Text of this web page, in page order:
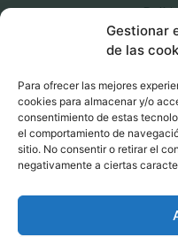
Gestionar
de las
Para ofrecer las mejores
cookies para almacenar y/o
consentimiento de estas
el comportamiento de
sitio. No consentir o retirar el
negativamente a ciertas
Política